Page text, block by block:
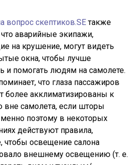
вопрос скептиков.SEтакже
аварийные экипажи,
на крушение, могут видеть
окна, чтобы лучше
и помогать людям на самолете.
что глаза пассажиров
более акклиматизированы к
самолета, если шторы
поэтому в некоторых
действуют правила,
чтобы освещение салона
внешнему освещению (т. е.